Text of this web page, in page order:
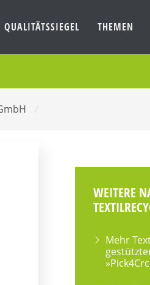
QUALITÄTSSIEGEL THEMEN
/
WEITERE
Mehr